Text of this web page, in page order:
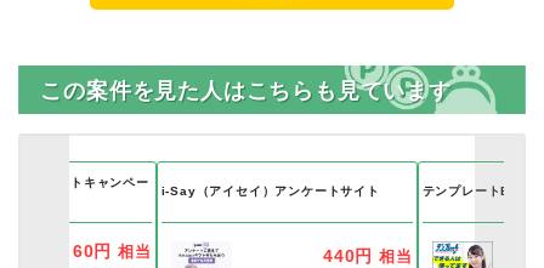
この案件を見た人はこちらも見ています
トプレゼントキャンペー
60円 相当
i-Say（アイセイ）アンケートサイト
440円 相当
テンプレートBANK